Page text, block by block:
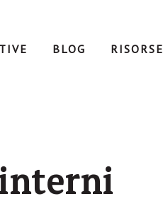
BLOG RISORSE